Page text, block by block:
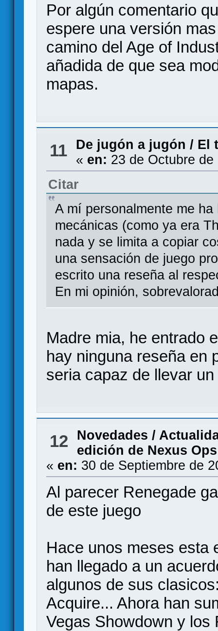
Por algún comentario
espere una versión
camino del Age of
añadida de que sea
mapas.
11 De jugón a jugón / El
« en: 23 de Octubre
Citar
A mí personalmente me
mecánicas (como ya era
nada y se limita a copiar
una sensación de juego
escrito una reseña al
En mi opinión,
Madre mia, he entrado
hay ninguna reseña en
seria capaz de llevar
12
Novedades /
edición de Nexus Ops
« en: 30 de Septiembre de
Al parecer Renegade
de este juego
Hace unos meses esta
han llegado a un
algunos de sus
Acquire... Ahora han
Vegas Showdown y